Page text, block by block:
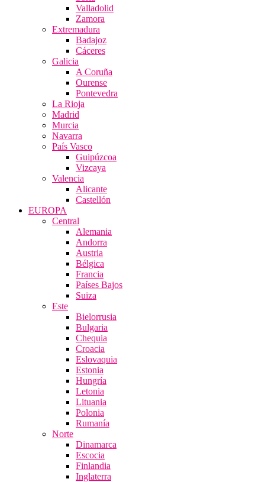
Valladolid
Zamora
Extremadura
Badajoz
Cáceres
Galicia
A Coruña
Ourense
Pontevedra
La Rioja
Madrid
Murcia
Navarra
País Vasco
Guipúzcoa
Vizcaya
Valencia
Alicante
Castellón
EUROPA
Central
Alemania
Andorra
Austria
Bélgica
Francia
Países Bajos
Suiza
Este
Bielorrusia
Bulgaria
Chequia
Croacia
Eslovaquia
Estonia
Hungría
Letonia
Lituania
Polonia
Rumanía
Norte
Dinamarca
Escocia
Finlandia
Inglaterra